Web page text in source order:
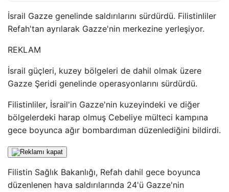
İsrail Gazze genelinde saldırılarını sürdürdü. Filistinliler
Refah'tan ayrılarak Gazze'nin merkezine yerleşiyor.
REKLAM
İsrail güçleri, kuzey bölgeleri de dahil olmak üzere
Gazze Şeridi genelinde operasyonlarını sürdürdü.
Filistinliler, İsrail'in Gazze'nin kuzeyindeki ve diğer
bölgelerdeki harap olmuş Cebeliye mülteci kampına
gece boyunca ağır bombardıman düzenlediğini bildirdi.
Filistin Sağlık Bakanlığı, Refah dahil gece boyunca
düzenlenen hava saldırılarında 24'ü Gazze'nin